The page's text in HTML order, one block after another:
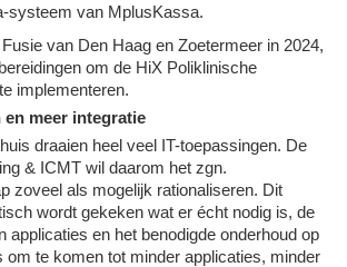
systeem van MplusKassa.
van Den Haag en Zoetermeer in 2024,
om de HiX Poliklinische
implementeren.
meer integratie
draaien heel veel IT-toepassingen. De
& ICMT wil daarom het zgn.
zoveel als mogelijk rationaliseren. Dit
wordt gekeken wat er écht nodig is, de
applicaties en het benodigde onderhoud op
om te komen tot minder applicaties, minder